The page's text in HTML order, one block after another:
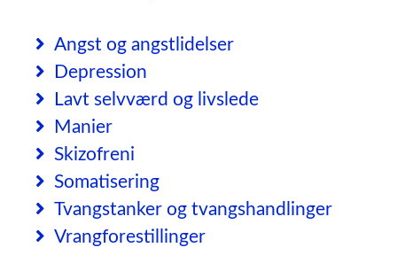
Angst og angstlidelser
Depression
Lavt selvværd og livslede
Manier
Skizofreni
Somatisering
Tvangstanker og tvangshandlinger
Vrangforestillinger